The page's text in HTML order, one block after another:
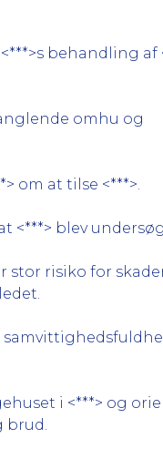
behandling af
omhu og
om at tilse <***>.
<***> blev
risiko for
i <***> og
brud.